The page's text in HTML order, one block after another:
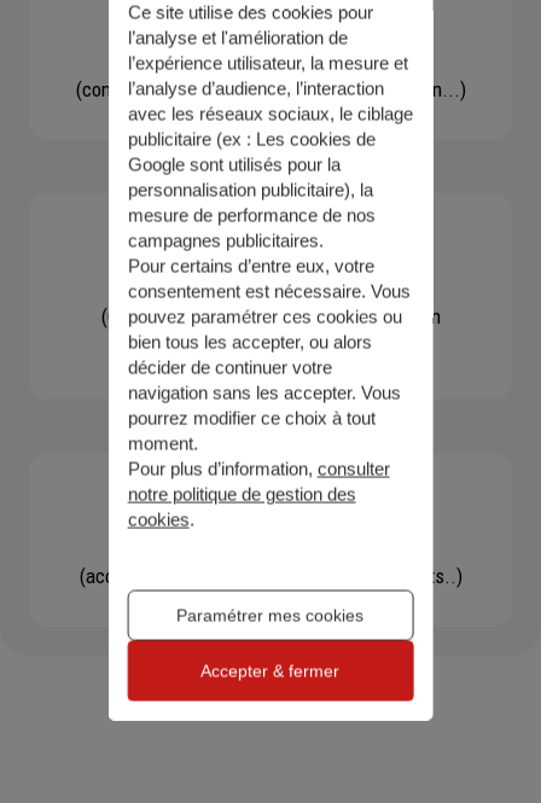
Demande d'information
(concernant une actualité, une réglementation...)
Contacter un agent
(Obtenir un devis, une information, faire un
bilan...)
(accéder à l'espace client, gérer mes contrats..)
Ce site utilise des cookies pour
l’analyse et l'amélioration de
l’expérience utilisateur, la mesure et
l’analyse d’audience, l’interaction
avec les réseaux sociaux, le ciblage
publicitaire (ex : Les cookies de
Google sont utilisés pour la
personnalisation publicitaire), la
mesure de performance de nos
campagnes publicitaires.
Pour certains d’entre eux, votre
consentement est nécessaire. Vous
pouvez paramétrer ces cookies ou
bien tous les accepter, ou alors
décider de continuer votre
navigation sans les accepter. Vous
pourrez modifier ce choix à tout
moment.
Pour plus d’information, consulter
notre politique de gestion des
cookies.
Paramétrer mes cookies
Accepter & fermer